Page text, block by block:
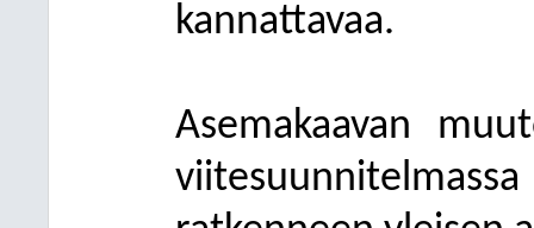
kannattavaa.
Asemakaavan